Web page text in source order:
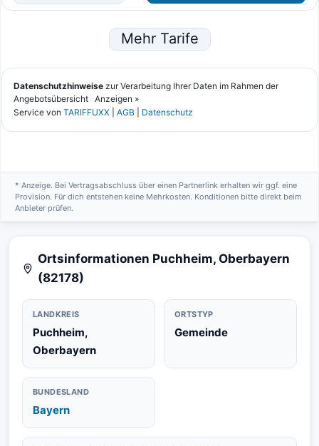
* Anzeige. Bei Vertragsabschluss über einen Partnerlink erhalten wir ggf. eine
Provision. Für dich entstehen keine Mehrkosten. Konditionen bitte direkt beim
Anbieter prüfen.
Ortsinformationen Puchheim, Oberbayern
(82178)
LANDKREIS
Puchheim,
Oberbayern
ORTSTYP
Gemeinde
BUNDESLAND
Bayern